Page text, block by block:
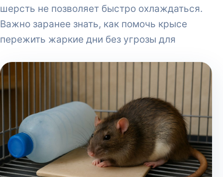
шерсть не позволяет быстро охлаждаться.
Важно заранее знать, как помочь крысе
пережить жаркие дни без угрозы для